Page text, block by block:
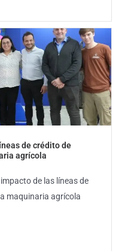
de crédito de
agrícola
de las líneas de
maquinaria agrícola